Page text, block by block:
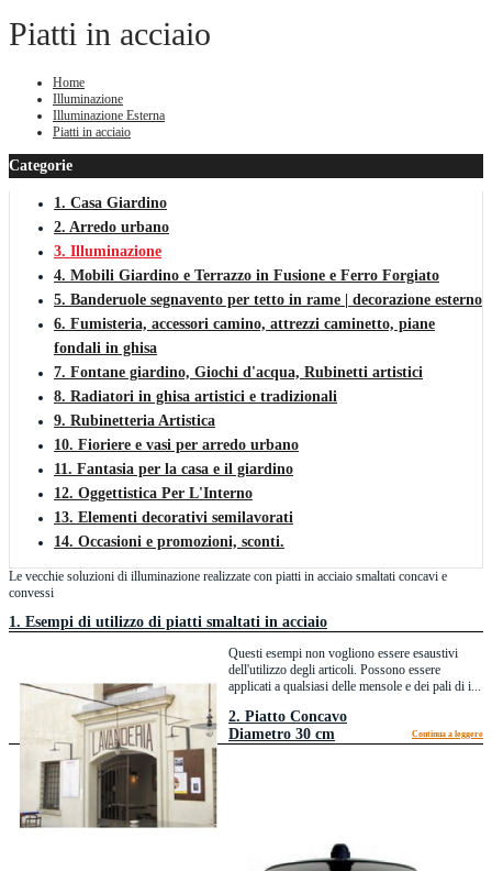
Piatti in acciaio
Home
Illuminazione
Illuminazione Esterna
Piatti in acciaio
Categorie
1. Casa Giardino
2. Arredo urbano
3. Illuminazione
4. Mobili Giardino e Terrazzo in Fusione e Ferro Forgiato
5. Banderuole segnavento per tetto in rame | decorazione esterno
6. Fumisteria, accessori camino, attrezzi caminetto, piane
fondali in ghisa
7. Fontane giardino, Giochi d'acqua, Rubinetti artistici
8. Radiatori in ghisa artistici e tradizionali
9. Rubinetteria Artistica
10. Fioriere e vasi per arredo urbano
11. Fantasia per la casa e il giardino
12. Oggettistica Per L'Interno
13. Elementi decorativi semilavorati
14. Occasioni e promozioni, sconti.
Le vecchie soluzioni di illuminazione realizzate con piatti in acciaio smaltati concavi e
convessi
1. Esempi di utilizzo di piatti smaltati in acciaio
Questi esempi non vogliono essere esaustivi
dell'utilizzo degli articoli. Possono essere
applicati a qualsiasi delle mensole e dei pali di i...
Continua a leggere
2. Piatto Concavo
Diametro 30 cm